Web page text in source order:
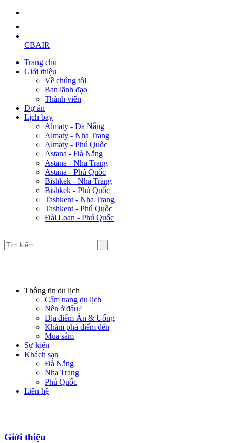
CBAIR
Trang chủ
Giới thiệu
Về chúng tôi
Ban lãnh đạo
Thành viên
Dự án
Lịch bay
Almaty - Đà Nẵng
Almaty - Nha Trang
Almaty - Phú Quốc
Astana - Đà Nẵng
Astana - Nha Trang
Astana - Phú Quốc
Bishkek - Nha Trang
Bishkek - Phú Quốc
Tashkent - Nha Trang
Tashkent - Phú Quốc
Đài Loan - Phú Quốc
Thông tin du lịch
Cẩm nang du lịch
Nên ở đâu?
Địa điểm Ăn & Uống
Khám phá điểm đến
Mua sắm
Sự kiện
Khách sạn
Đà Nẵng
Nha Trang
Phú Quốc
Liên hệ
Giới thiệu